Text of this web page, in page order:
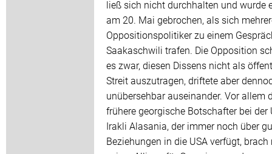
ließ sich nicht durchhalten und wurde
am 20. Mai gebrochen, als sich
Oppositionspolitiker zu einem
Saakaschwili trafen. Die Opposition
es zwar, diesen Dissens nicht als
Streit auszutragen, driftete aber
unübersehbar auseinander. Vor allem
frühere georgische Botschafter bei der
Irakli Alasania, der immer noch über
Beziehungen in die USA verfügt, brach